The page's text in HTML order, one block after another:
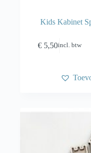
Kids Kabinet
€ 5,50incl. btw